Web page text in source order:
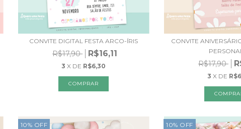
CONVITE DIGITAL FESTA ARCO-ÍRIS
R$17,90 R$16,11
3 X DE R$6,30
CONVITE
R$17,90
3 X DE
10% OFF 10% OFF